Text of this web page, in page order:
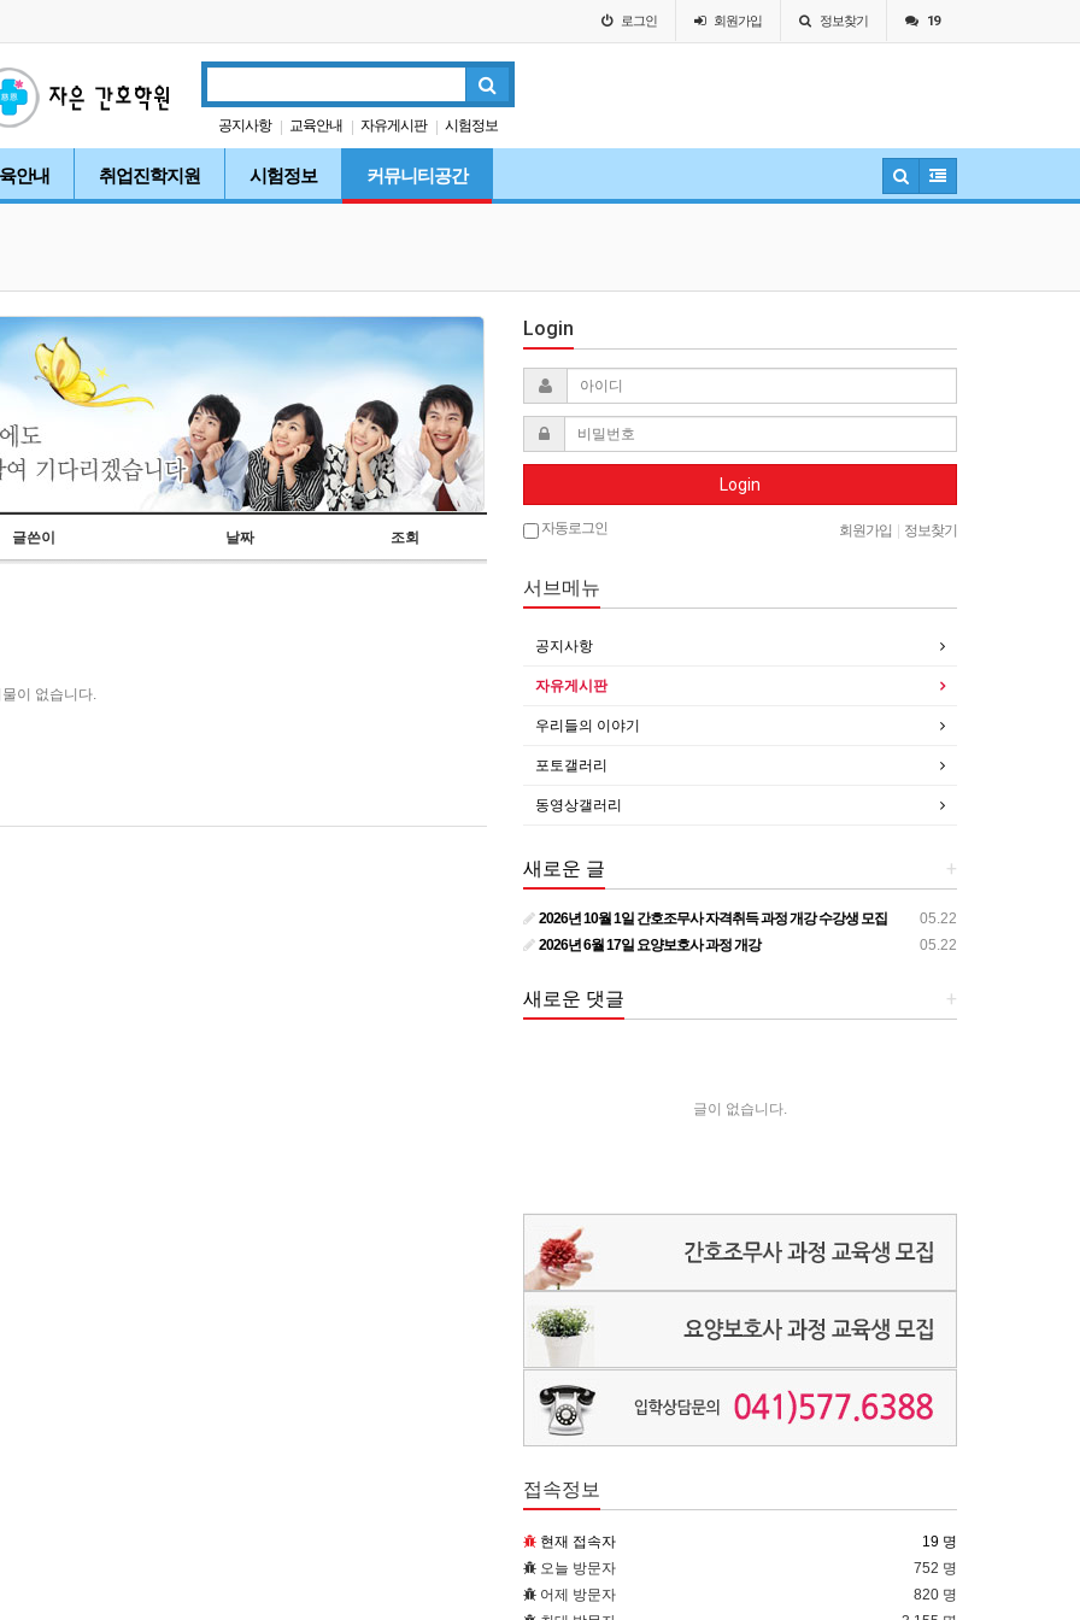
로그인 회원가입 정보찾기 19
공지사항 | 교육안내 | 자유게시판 | 시험정보
| 입학안내
안내 취업진학지원 시험정보 커뮤니티공간
글쓴이 날짜 조회
이 없습니다.
Login
Login
자동로그인 회원가입 정보찾기
서브메뉴
공지사항
자유게시판
우리들의 이야기
포토갤러리
동영상갤러리
+
새로운 글
05.22
2026년 10월 1일 간호조무사 자격취득 과정 개강 수강생 모집
05.22
2026년 6월 17일 요양보호사 과정 개강
+
새로운 댓글
글이 없습니다.
접속정보
현재 접속자
19 명
오늘 방문자
752 명
어제 방문자
820 명